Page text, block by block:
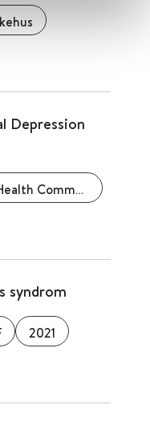
Depression
NSW Multicultural Health Communication Service (MHCS), New South Wales Government
syndrom
2021